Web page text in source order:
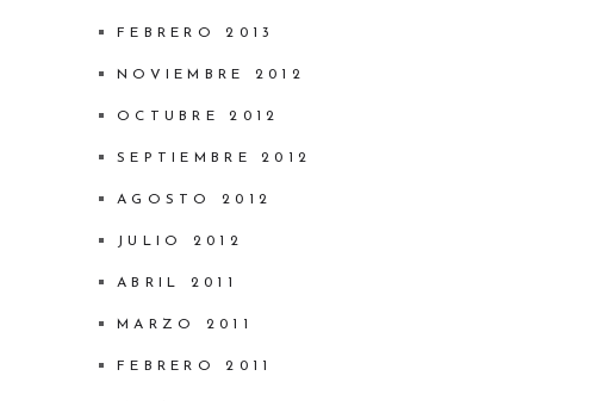
FEBRERO 2013
NOVIEMBRE 2012
OCTUBRE 2012
SEPTIEMBRE 2012
AGOSTO 2012
JULIO 2012
ABRIL 2011
MARZO 2011
FEBRERO 2011